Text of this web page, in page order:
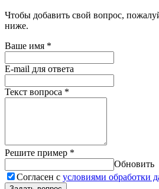
Чтобы добавить свой вопрос,
ниже.
Ваше имя *
E-mail для ответа
Текст вопроса *
Решите пример *
Обновить
Согласен с условиями обработки